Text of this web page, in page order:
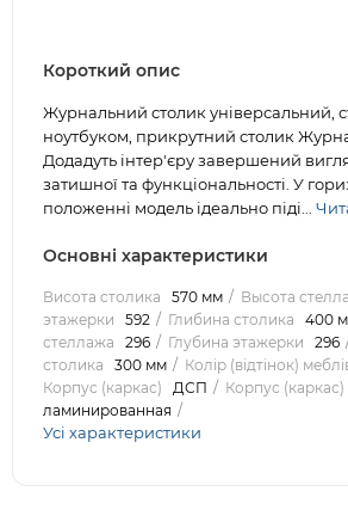
Короткий опис
Журнальний столик універсальний,
ноутбуком, прикрутний столик
Додадуть інтер'єру завершений
затишної та функціональності. У
положенні модель ідеально піді...
Основні характеристики
Висота столика 570 мм Высота
этажерки
592 Глибина столика 400
стеллажа
296 Глубина этажерки 296
столика
300 мм Колір (відтінок)
Корпус (каркас)
ДСП Корпус
ламинированная
Усі характеристики